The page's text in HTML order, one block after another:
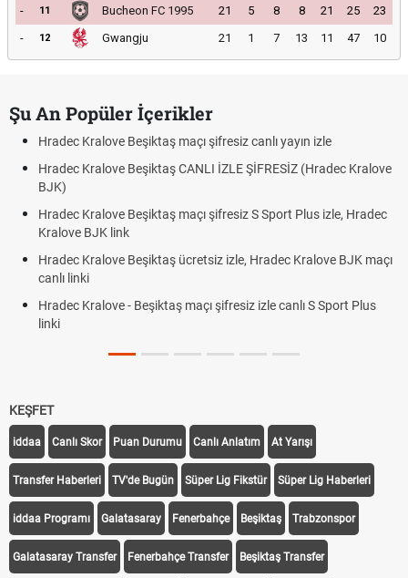
-
11 Bucheon FC 1995 21 5 8 8 21 25
23
-
12 Gwangju 21 1 7 13 11 47 10
Şu An Popüler İçerikler
Hradec Kralove Beşiktaş maçı şifresiz canlı yayın izle
Hradec Kralove Beşiktaş CANLI İZLE ŞİFRESİZ (Hradec Kralove
BJK)
Hradec Kralove Beşiktaş maçı şifresiz S Sport Plus izle, Hradec
Kralove BJK link
Hradec Kralove Beşiktaş ücretsiz izle, Hradec Kralove BJK maçı
canlı linki
Hradec Kralove - Beşiktaş maçı şifresiz izle canlı S Sport Plus
linki
KEŞFET
iddaa Canlı Skor Puan Durumu Canlı Anlatım At Yarışı
Transfer Haberleri TV'de Bugün Süper Lig Fikstür Süper Lig Haberleri
iddaa Programı Galatasaray Fenerbahçe Beşiktaş Trabzonspor
Galatasaray Transfer Fenerbahçe Transfer Beşiktaş Transfer